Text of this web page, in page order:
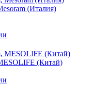
(Италия)
(Китай)